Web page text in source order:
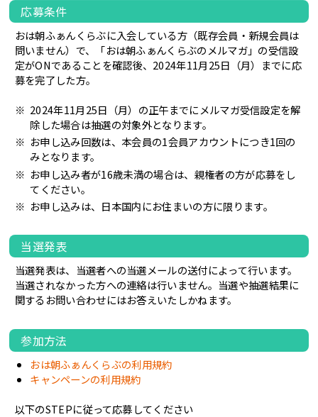
応募条件
おは朝ふぁんくらぶに入会している方（既存会員・新規会員は
問いません）で、「おは朝ふぁんくらぶのメルマガ」の受信設
定がONであることを確認後、2024年11月25日（月）までに応
募を完了した方。
2024年11月25日（月）の正午までにメルマガ受信設定を解
除した場合は抽選の対象外となります。
お申し込み回数は、本会員の1会員アカウントにつき1回の
みとなります。
お申し込み者が16歳未満の場合は、親権者の方が応募をし
てください。
お申し込みは、日本国内にお住まいの方に限ります。
当選発表
当選発表は、当選者への当選メールの送付によって行います。
当選されなかった方への連絡は行いません。当選や抽選結果に
関するお問い合わせにはお答えいたしかねます。
参加方法
おは朝ふぁんくらぶの利用規約
キャンペーンの利用規約
以下のSTEPに従って応募してください